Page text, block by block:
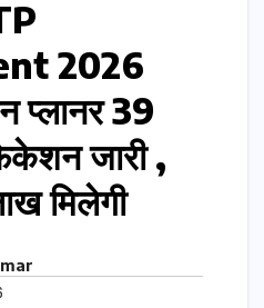
2026
प्लानर 39
जारी ,
मिलेगी